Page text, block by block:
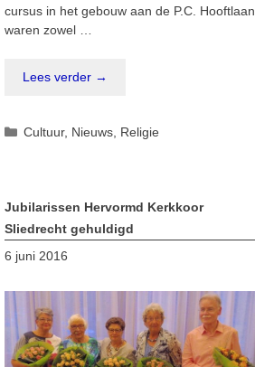
cursus in het gebouw aan de P.C. Hooftlaan
waren zowel …
Lees verder →
Categorieën
Cultuur, Nieuws Religie
Jubilarissen Hervormd Kerkkoor
Sliedrecht gehuldigd
6 juni 2016